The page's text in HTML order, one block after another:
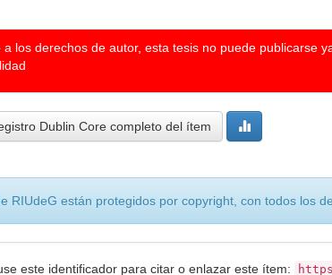
a los derechos de autor, esta tesis no puede publicarse
Dublin Core completo del ítem
RIUdeG están protegidos por copyright, con todos los
este identificador para citar o enlazar este ítem: